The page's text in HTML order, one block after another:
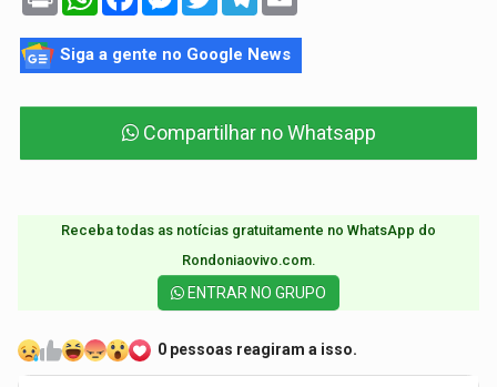
Siga a gente no Google News
Compartilhar no Whatsapp
Receba todas as notícias gratuitamente no WhatsApp do
Rondoniaovivo.com.​
ENTRAR NO GRUPO
0 pessoas reagiram a isso.